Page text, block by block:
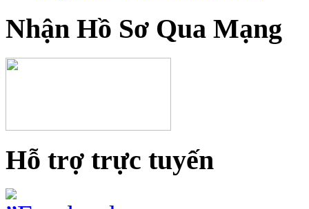
Nhận Hồ Sơ Qua Mạng
Hỗ trợ trực tuyến